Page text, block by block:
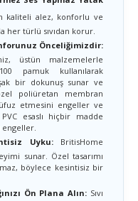
kaliteli alez, konforlu ve
her türlü sıvıdan korur.
Önceliğimizdir:
üstün malzemelerle
pamuk kullanılarak
bir dokunuş sunar ve
poliüretan membran
etmesini engeller ve
esaslı hiçbir madde
engeller.
Uyku:BritisHome
sunar. Özel tasarımı
böylece kesintisiz bir
Ön Plana Alın: Sıvı